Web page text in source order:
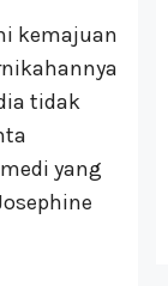
kemajuan
tidak
yang